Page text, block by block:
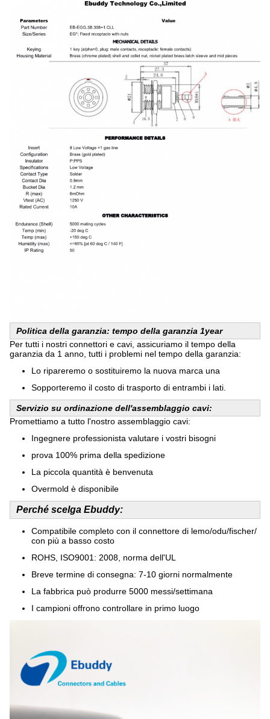
Politica della garanzia: tempo della garanzia 1year
Per tutti i nostri connettori e cavi, assicuriamo il tempo della
garanzia da 1 anno, tutti i problemi nel tempo della garanzia:
Lo ripareremo o sostituiremo la nuova marca una
Sopporteremo il costo di trasporto di entrambi i lati.
Servizio su ordinazione dell'assemblaggio cavi:
Promettiamo a tutto l'nostro assemblaggio cavi:
Ingegnere professionista valutare i vostri bisogni
prova 100% prima della spedizione
La piccola quantità è benvenuta
Overmold è disponibile
Perché scelga Ebuddy:
Compatibile completo con il connettore di lemo/odu/fischer/
con più a basso costo
ROHS, ISO9001: 2008, norma dell'UL
Breve termine di consegna: 7-10 giorni normalmente
La fabbrica può produrre 5000 messi/settimana
I campioni offrono controllare in primo luogo